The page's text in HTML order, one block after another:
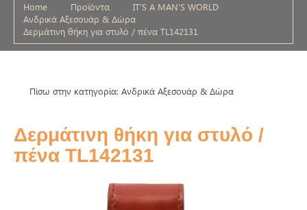
Home Προϊόντα
IT'S A MAN'S WORLD
Ανδρικά Αξεσουάρ & Δώρα
Δερμάτινη θήκη για στυλό / πένα TL142131
Πίσω στην κατηγορία: Ανδρικά Αξεσουάρ & Δώρα
Δερμάτινη θήκη για στυλό /
πένα TL142131